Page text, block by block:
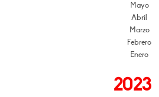
Mayo
Abril
Marzo
Febrero
Enero
2023